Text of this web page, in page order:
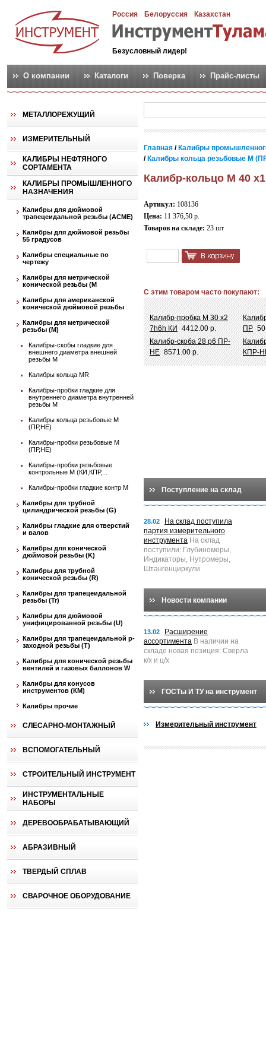
Россия Белоруссия Казахстан
Безусловный лидер!
О компании Каталоги Поверка Прайс-листы
МЕТАЛЛОРЕЖУЩИЙ
ИЗМЕРИТЕЛЬНЫЙ
КАЛИБРЫ НЕФТЯНОГО
СОРТАМЕНТА
КАЛИБРЫ ПРОМЫШЛЕННОГО
НАЗНАЧЕНИЯ
Калибры для дюймовой
трапецеидальной резьбы (АСМЕ)
Калибры для дюймовой резьбы
55 градусов
Калибры специальные по
чертежу
Калибры для метрической
конической резьбы (М
Калибры для американской
конической дюймовой резьбы
Калибры для метрической
резьбы (М)
Калибры-скобы гладкие для
внешнего диаметра внешней
резьбы М
Калибры кольца MR
Калибры-пробки гладкие для
внутреннего диаметра внутренней
резьбы М
Калибры кольца резьбовые М
(ПР,НЕ)
Калибры-пробки резьбовые М
(ПР,НЕ)
Калибры-пробки резьбовые
контрольные М (КИ,КПР,...
Калибры-пробки гладкие контр М
Калибры для трубной
цилиндрической резьбы (G)
Калибры гладкие для отверстий
и валов
Калибры для конической
дюймовой резьбы (K)
Калибры для трубной
конической резьбы (R)
Калибры для трапецеидальной
резьбы (Tr)
Калибры для дюймовой
унифицированной резьбы (U)
Калибры для трапецеидальной p-
заходной резьбы (T)
Калибры для конической резьбы
вентилей и газовых баллонов W
Калибры для конусов
инструментов (КМ)
Калибры прочие
СЛЕСАРНО-МОНТАЖНЫЙ
ВСПОМОГАТЕЛЬНЫЙ
СТРОИТЕЛЬНЫЙ ИНСТРУМЕНТ
ИНСТРУМЕНТАЛЬНЫЕ
НАБОРЫ
ДЕРЕВООБРАБАТЫВАЮЩИЙ
АБРАЗИВНЫЙ
ТВЕРДЫЙ СПЛАВ
СВАРОЧНОЕ ОБОРУДОВАНИЕ
Главная / Калибры
/ Калибры кольца резьбовые М
Калибр-кольцо М 40
Артикул: 108136
Цена: 11 376,50 р.
Товаров на складе: 23 шт
С этим товаром часто покупают:
Калибр-пробка М 30 х2
7h6h КИ 4412.00 р.
ПР
Калибр-скоба 28 p6 ПР-
НЕ 8571.00 р.
КПР-
Поступление на склад
28.02
На склад поступила
партия измерительного
инструмента На склад
поступили: Глубиномеры,
Индикаторы, Нутромеры,
Штангенциркули
Новости компании
13.02
Расширение
ассортимента В наличии на
складе новая позиция: Сверла
к/х и ц/х
ГОСТы И ТУ на инструмент
Измерительный инструмент